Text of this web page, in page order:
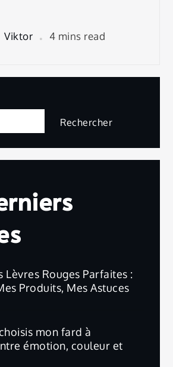
Viktor 4 mins read
Rechercher
Lèvres Rouges Parfaites :
Produits, Mes Astuces
mon fard à
émotion, couleur et